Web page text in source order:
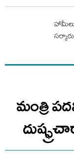
హామీలు
మంత్రి